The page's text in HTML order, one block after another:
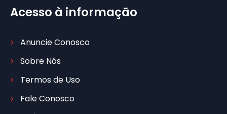
Acesso à informação
Anuncie Conosco
Sobre Nós
Termos de Uso
Fale Conosco